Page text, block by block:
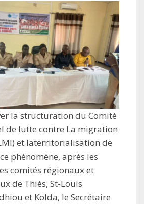
la structuration du Comité
de lutte contre La migration
et laterritorialisation de
phénomène, après les
comités régionaux et
de Thiès, St-Louis
et Kolda, le Secrétaire